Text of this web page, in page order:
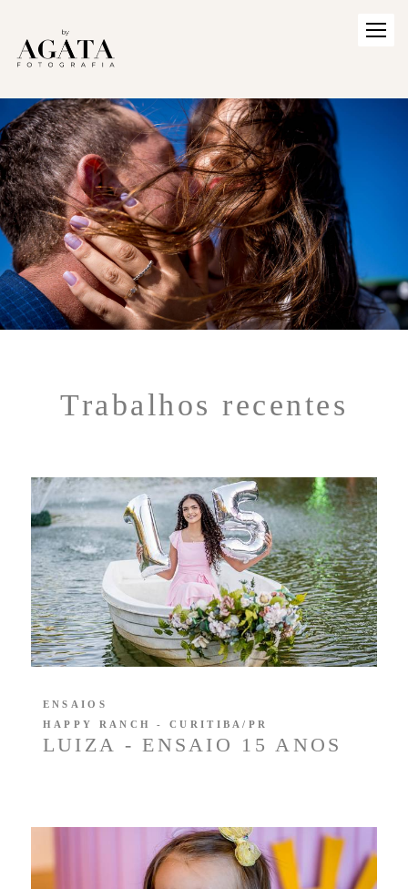
Trabalhos recentes
LUIZA - ENSAIO 15 ANOS
ENSAIOS
HAPPY RANCH - CURITIBA/PR